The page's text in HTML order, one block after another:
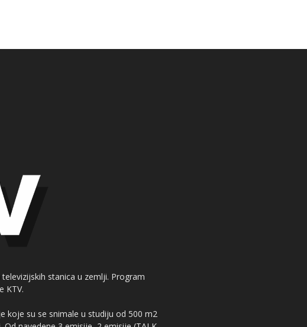
stanica u zemlji. Program
KTV.
koje su se snimale u studiju od 500 m2